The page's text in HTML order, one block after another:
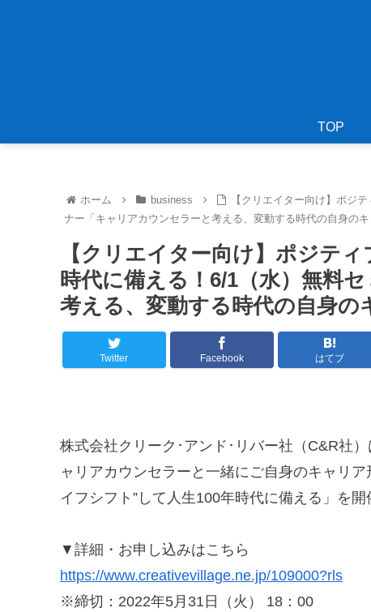
TOP
ホーム business
【クリエイター向け】ポジ
ナー「キャリアカウンセラーと考える、変動する時代の自身のキ
【クリエイター向け】ポジテ
時代に備える！6/1（水）無料
考える、変動する時代の自身の
Twitter Facebook はてブ
株式会社クリーク･アンド･リバー社（C&R社
ャリアカウンセラーと一緒にご自身のキャリ
イフシフト”して人生100年時代に備える」を開
▼詳細・お申し込みはこちら
https://www.creativevillage.ne.jp/109000?rls
※締切：2022年5月31日（火） 18：00